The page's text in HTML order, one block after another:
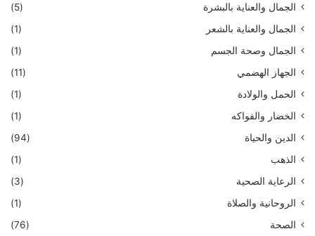
الجمال والعناية بالبشرة
(5)
الجمال والعناية بالشعر
(1)
الجمال وصحة الجسم
(1)
الجهاز الهضمي
(11)
الحمل والولادة
(1)
الخضار والفواكه
(1)
الدين والحياة
(94)
الذهب
(1)
الرعاية الصحية
(3)
الروحانية والصلاة
(1)
الصحة
(76)